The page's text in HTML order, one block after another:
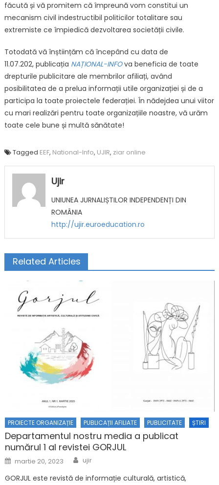
făcută și vă promitem că împreună vom constitui un
mecanism civil indestructibil politicilor totalitare sau
extremiste ce împiedică dezvoltarea societății civile.
Totodată vă înștiințăm că începând cu data de
11.07.202, publicația NAȚIONAL-INFOva beneficia de toate
drepturile publicitare ale membrilor afiliați, având
posibilitatea de a prelua informații utile organizației și de a
participa la toate proiectele federației. În nădejdea unui viitor
cu mari realizări pentru toate organizațiile noastre, vă urăm
toate cele bune și multă sănătate!
Tagged EEF, National-Info, UJIR, ziar online
Ujir
UNIUNEA JURNALIȘTILOR INDEPENDENȚI DIN
ROMÂNIA
http://ujir.euroeducation.ro
Related Articles
PROIECTE ORGANIZAȚIE PUBLICAȚII AFILIATE PUBLICITATE ȘTIRI
Departamentul nostru media a publicat
numărul 1 al revistei GORJUL
Posted on
martie 20, 2023 Author
ujir
GORJUL este revistă de informație culturală, artistică,